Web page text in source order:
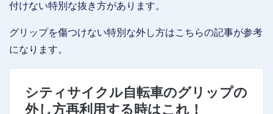
付けない特別な抜き方があります。
グリップを傷つけない特別な外し方はこちらの記事が参考
になります。